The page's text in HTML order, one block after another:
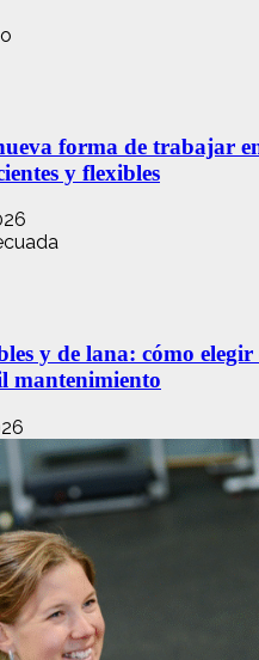
forma de trabajar
y flexibles
y de lana: cómo elegir
mantenimiento